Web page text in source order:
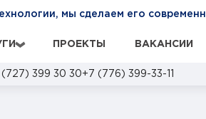
мы cделаем его
› ПРОЕКТЫ ВАКАНСИИ
(727) 399 30 30+7 (776) 399-33-11